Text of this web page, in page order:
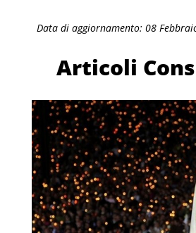
Data di aggiornamento: 08
Articoli